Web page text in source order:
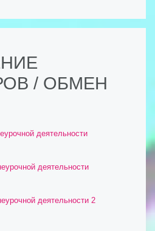
/ ОБМЕН
деятельности
деятельности
деятельности 2